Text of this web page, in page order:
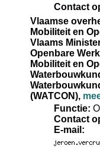
Contact
Vlaamse
Mobiliteit en
Vlaams
Openbare
Mobiliteit en
(WATCON),
Functie:
Contact
E-mail: